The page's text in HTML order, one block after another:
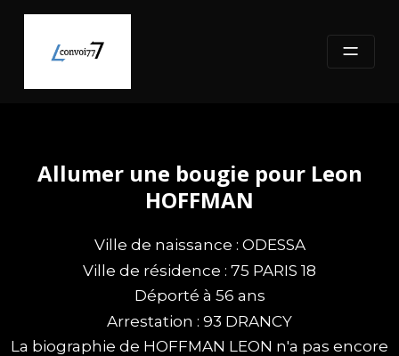
content
Allumer une bougie pour Leon
HOFFMAN
Ville de naissance : ODESSA
Ville de résidence : 75 PARIS 18
Déporté à 56 ans
Arrestation : 93 DRANCY
La biographie de HOFFMAN LEON n'a pas encore